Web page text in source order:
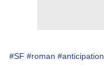
#SF #roman #anticipation